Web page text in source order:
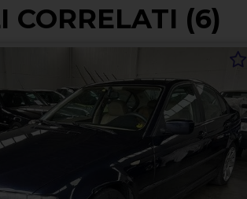
CORRELATI (6)